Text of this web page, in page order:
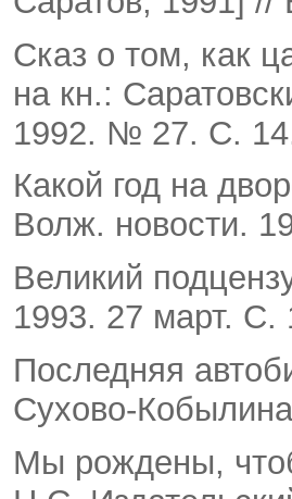
Сказ о том, как
на кн.:
1992. № 27. С.
Какой год на
Волж. новости.
Великий
1993. 27 март. С.
Последняя
Сухово-
Мы рождены,